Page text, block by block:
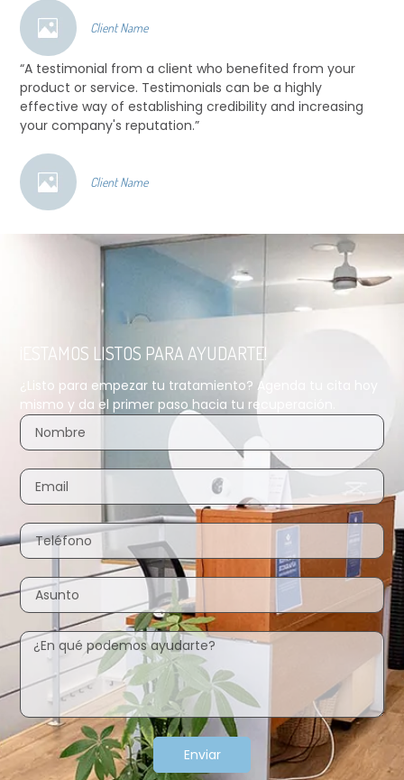
Client Name
“A testimonial from a client who benefited from your
product or service. Testimonials can be a highly
effective way of establishing credibility and increasing
your company's reputation.”
Client Name
¡ESTAMOS LISTOS PARA AYUDARTE!
¿Listo para empezar tu tratamiento? Agenda tu cita hoy
mismo y da el primer paso hacia tu recuperación.
Enviar